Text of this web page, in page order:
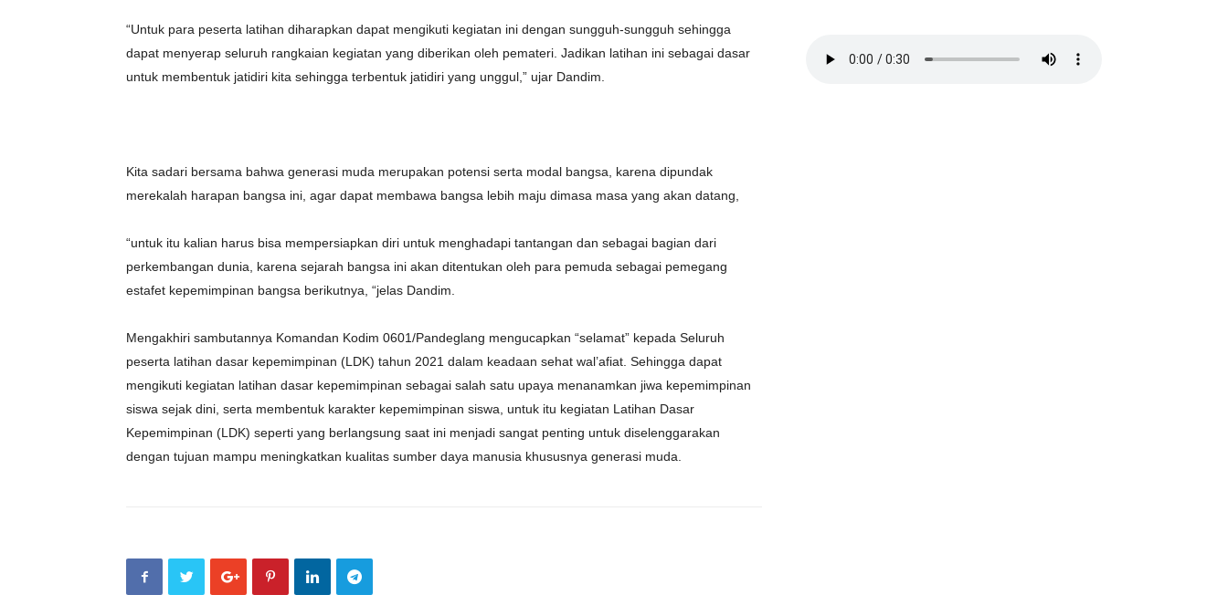
“Untuk para peserta latihan diharapkan dapat mengikuti kegiatan ini dengan sungguh-sungguh sehingga
dapat menyerap seluruh rangkaian kegiatan yang diberikan oleh pemateri. Jadikan latihan ini sebagai dasar
untuk membentuk jatidiri kita sehingga terbentuk jatidiri yang unggul,” ujar Dandim.
Kita sadari bersama bahwa generasi muda merupakan potensi serta modal bangsa, karena dipundak
merekalah harapan bangsa ini, agar dapat membawa bangsa lebih maju dimasa masa yang akan datang,
“untuk itu kalian harus bisa mempersiapkan diri untuk menghadapi tantangan dan sebagai bagian dari
perkembangan dunia, karena sejarah bangsa ini akan ditentukan oleh para pemuda sebagai pemegang
estafet kepemimpinan bangsa berikutnya, “jelas Dandim.
Mengakhiri sambutannya Komandan Kodim 0601/Pandeglang mengucapkan “selamat” kepada Seluruh
peserta latihan dasar kepemimpinan (LDK) tahun 2021 dalam keadaan sehat wal’afiat. Sehingga dapat
mengikuti kegiatan latihan dasar kepemimpinan sebagai salah satu upaya menanamkan jiwa kepemimpinan
siswa sejak dini, serta membentuk karakter kepemimpinan siswa, untuk itu kegiatan Latihan Dasar
Kepemimpinan (LDK) seperti yang berlangsung saat ini menjadi sangat penting untuk diselenggarakan
dengan tujuan mampu meningkatkan kualitas sumber daya manusia khususnya generasi muda.